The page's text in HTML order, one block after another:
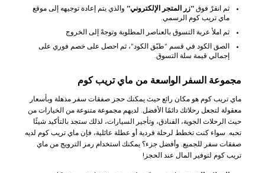
ثم انقرْ فوق "زر المتجر الإلكتروني" والذي يتم إعادة توجيهه إلى موقع
ماي تريب كوم الرسمي.
ثم املأ عربة التسوق بالعناصر المطلوبة وتوجهْ إلى الخروج
الصق الكود في قسم "طبّق الكود"، ثم احصل على خصم فوري على
إجمالي قيمة سلة التسوق.
مجموعة السفر الواسعة من ماي تريب كوم
ماي تريب كوم هو مكان رائع حيث يمكنك حجز صفقات سفر مذهلة وبأسعار
معقولة لتجعل رحلاتك دائمًا الأفضل. لديهم مجموعة متنوعة من الخيارات من
حيث الرحلات الجوية، الفنادق، وتأجير السيارات، لذلك ستجد بالتأكيد شيئًا
تحبه. سواء كنت تخطط لرحلة فردية أو عطلة عائلية، فإن ماي تريب كوم لديه
صفقات سفر للجميع. وأفضل جزء؟ يمكنك استخدام رمز الترويج من ماي
تريب كوم لتوفير المال عند الحجز!